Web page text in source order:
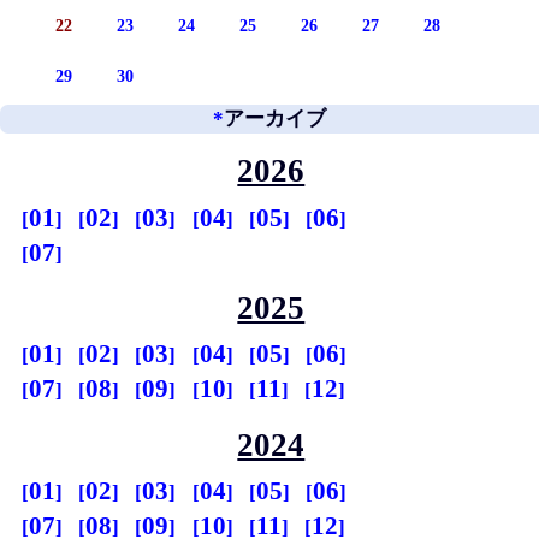
22 23 24 25 26 27 28
29 30
*アーカイブ
2026
01 02 03 04 05
06
07
2025
01 02 03 04 05
06
07
08 09 10 11 12
2024
01 02 03 04 05
06
07
08 09 10 11 12